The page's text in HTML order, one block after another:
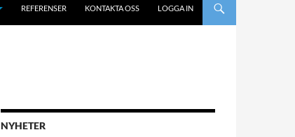
REFERENSER KONTAKTA OSS LOGGA IN
NYHETER